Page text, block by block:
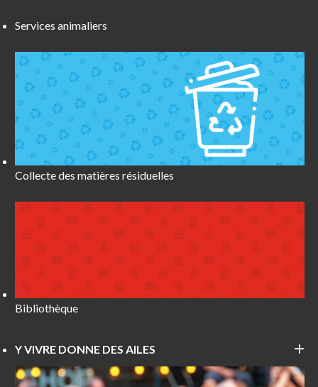
Services animaliers
Collecte des matières résiduelles
Bibliothèque
Y VIVRE DONNE DES AILES